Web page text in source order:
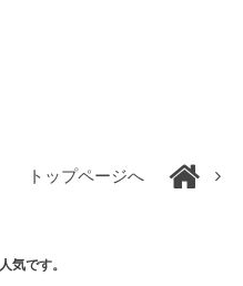
トップページへ
気です。